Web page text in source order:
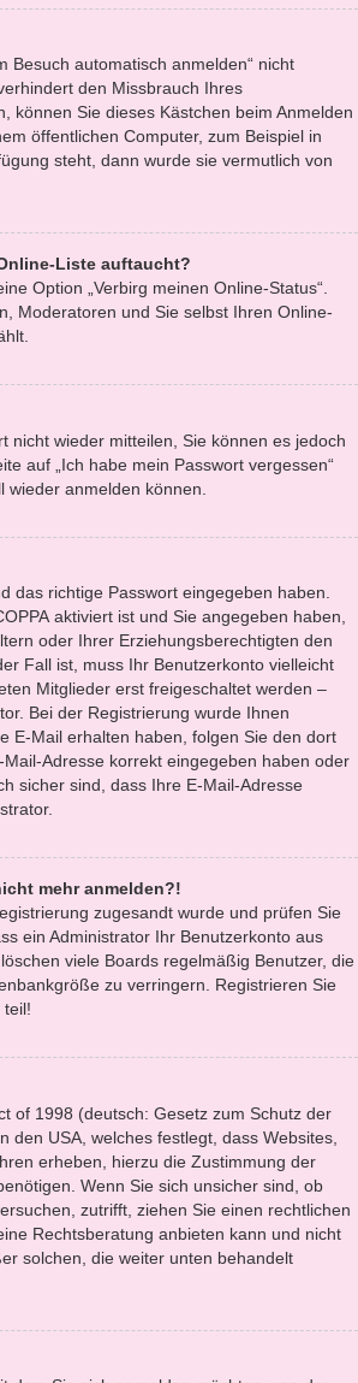
Besuch automatisch anmelden“ nicht
den Missbrauch Ihres
können Sie dieses Kästchen beim Anmelden
öffentlichen Computer, zum Beispiel in
steht, dann wurde sie vermutlich von
Liste auftaucht?
Option „Verbirg meinen Online-Status“.
Moderatoren und Sie selbst Ihren Online-
nicht wieder mitteilen, Sie können es jedoch
auf „Ich habe mein Passwort vergessen“
anmelden können.
das richtige Passwort eingegeben haben.
aktiviert ist und Sie angegeben haben,
oder Ihrer Erziehungsberechtigten den
Fall ist, muss Ihr Benutzerkonto vielleicht
Mitglieder erst freigeschaltet werden –
Bei der Registrierung wurde Ihnen
E-Mail erhalten haben, folgen Sie den dort
Adresse korrekt eingegeben haben oder
sicher sind, dass Ihre E-Mail-Adresse
mehr anmelden?!
zugesandt wurde und prüfen Sie
ein Administrator Ihr Benutzerkonto aus
viele Boards regelmäßig Benutzer, die
zu verringern. Registrieren Sie
teil!
of 1998 (deutsch: Gesetz zum Schutz der
USA, welches festlegt, dass Websites,
erheben, hierzu die Zustimmung der
Wenn Sie sich unsicher sind, ob
zutrifft, ziehen Sie einen rechtlichen
Rechtsberatung anbieten kann und nicht
solchen, die weiter unten behandelt